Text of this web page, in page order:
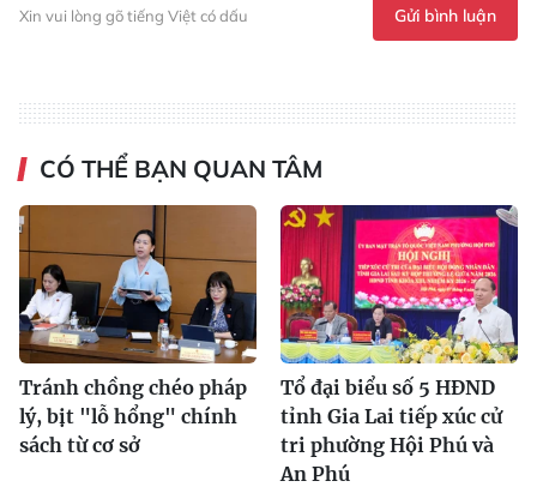
Xin vui lòng gõ tiếng Việt có dấu Gửi bình luận
CÓ THỂ BẠN QUAN TÂM
Tránh chồng chéo pháp
lý, bịt "lỗ hổng" chính
sách từ cơ sở
Tổ đại biểu số 5 HĐND
tỉnh Gia Lai tiếp xúc cử
tri phường Hội Phú và
An Phú